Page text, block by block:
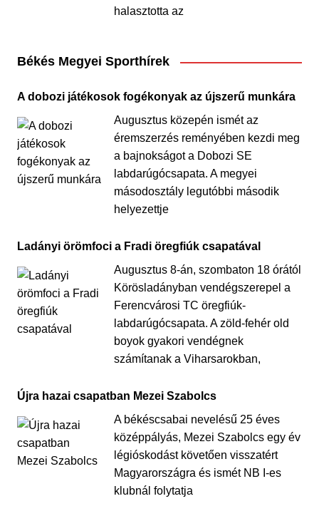
halasztotta az
Békés Megyei Sporthírek
A dobozi játékosok fogékonyak az újszerű munkára
Augusztus közepén ismét az
éremszerzés reményében kezdi meg
a bajnokságot a Dobozi SE
labdarúgócsapata. A megyei
másodosztály legutóbbi második
helyezettje
Ladányi örömfoci a Fradi öregfiúk csapatával
Augusztus 8-án, szombaton 18 órától
Körösladányban vendégszerepel a
Ferencvárosi TC öregfiúk-
labdarúgócsapata. A zöld-fehér old
boyok gyakori vendégnek
számítanak a Viharsarokban,
Újra hazai csapatban Mezei Szabolcs
A békéscsabai nevelésű 25 éves
középpályás, Mezei Szabolcs egy év
légióskodást követően visszatért
Magyarországra és ismét NB I-es
klubnál folytatja